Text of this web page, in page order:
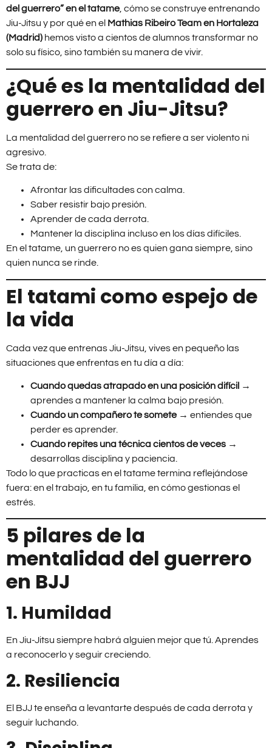
del guerrero” en el tatame, cómo se construye entrenando
Jiu-Jitsu y por qué en el Mathias Ribeiro Team en Hortaleza
(Madrid) hemos visto a cientos de alumnos transformar no
solo su físico, sino también su manera de vivir.
¿Qué es la mentalidad del
guerrero en Jiu-Jitsu?
La mentalidad del guerrero no se refiere a ser violento ni
agresivo.
Se trata de:
Afrontar las dificultades con calma.
Saber resistir bajo presión.
Aprender de cada derrota.
Mantener la disciplina incluso en los días difíciles.
En el tatame, un guerrero no es quien gana siempre, sino
quien nunca se rinde.
El tatami como espejo de
la vida
Cada vez que entrenas Jiu-Jitsu, vives en pequeño las
situaciones que enfrentas en tu día a día:
Cuando quedas atrapado en una posición difícil →
aprendes a mantener la calma bajo presión.
Cuando un compañero te somete→ entiendes que
perder es aprender.
Cuando repites una técnica cientos de veces →
desarrollas disciplina y paciencia.
Todo lo que practicas en el tatame termina reflejándose
fuera: en el trabajo, en tu familia, en cómo gestionas el
estrés.
5 pilares de la
mentalidad del guerrero
en BJJ
1. Humildad
En Jiu-Jitsu siempre habrá alguien mejor que tú. Aprendes
a reconocerlo y seguir creciendo.
2. Resiliencia
El BJJ te enseña a levantarte después de cada derrota y
seguir luchando.